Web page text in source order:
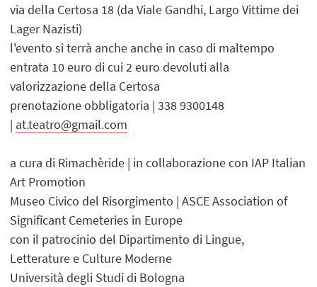
via della Certosa 18 (da Viale Gandhi, Largo Vittime dei
Lager Nazisti)
l'evento si terrà anche anche in caso di maltempo
entrata 10 euro di cui 2 euro devoluti alla
valorizzazione della Certosa
prenotazione obbligatoria | 338 9300148
| at.teatro@gmail.com
a cura di Rimachèride | in collaborazione con IAP Italian
Art Promotion
Museo Civico del Risorgimento | ASCE Association of
Significant Cemeteries in Europe
con il patrocinio del Dipartimento di Lingue,
Letterature e Culture Moderne
Università degli Studi di Bologna